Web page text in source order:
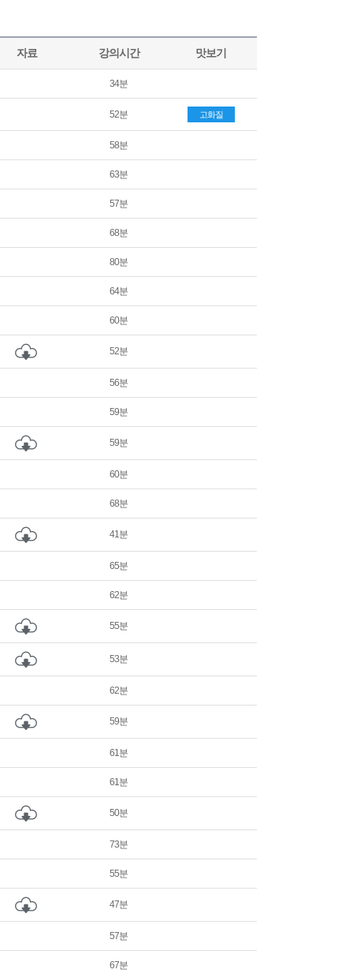
자료 강의시간 맛보기
34분
52분 고화질
58분
63분
57분
68분
80분
64분
60분
52분
56분
59분
59분
60분
68분
41분
65분
62분
55분
53분
62분
59분
61분
61분
50분
73분
55분
47분
57분
67분